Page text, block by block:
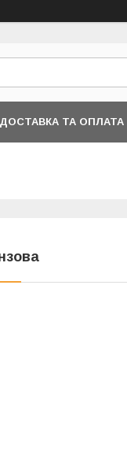
ДОСТАВКА ТА ОПЛАТА